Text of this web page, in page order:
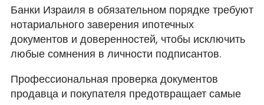
Банки Израиля в обязательном порядке требуют
нотариального заверения ипотечных
документов и доверенностей, чтобы исключить
любые сомнения в личности подписантов.
Профессиональная проверка документов
продавца и покупателя предотвращает самые